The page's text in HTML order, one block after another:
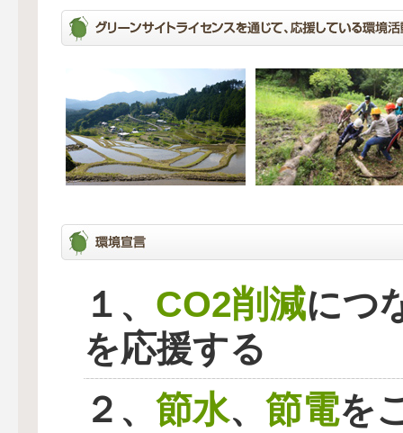
１、 CO2削減につ
を応援する
２、 節水、 節電を